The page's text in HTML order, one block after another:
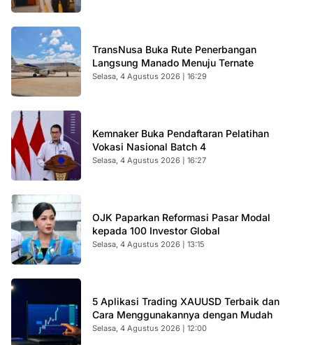
TransNusa Buka Rute Penerbangan
Langsung Manado Menuju Ternate
Selasa, 4 Agustus 2026 | 16:29
Kemnaker Buka Pendaftaran Pelatihan
Vokasi Nasional Batch 4
Selasa, 4 Agustus 2026 | 16:27
OJK Paparkan Reformasi Pasar Modal
kepada 100 Investor Global
Selasa, 4 Agustus 2026 | 13:15
5 Aplikasi Trading XAUUSD Terbaik dan
Cara Menggunakannya dengan Mudah
Selasa, 4 Agustus 2026 | 12:00